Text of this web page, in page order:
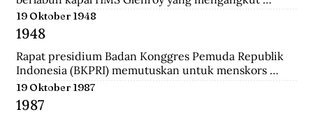
tentara Sekutu, yaitu pasukan Inggris dari brigade
ke-37 yang diantaranya terdiri dari prajurit Gurkha.
Tak beberapa lama, sekitar pukul 08.00.
Wongsonegoro membacakan isi persetujuan
penghentian tembak menembak antara pasukan TKR
(Tentara Keamanan Rakyat) dengan tentara Jepang.
19 Oktober 1948
1948
Rapat presidium Badan Konggres Pemuda Republik
Indonesia (BKPRI) memutuskan untuk menskors
Pemuda Sosialis Indonesia (Pesindo).
19 Oktober 1987
1987